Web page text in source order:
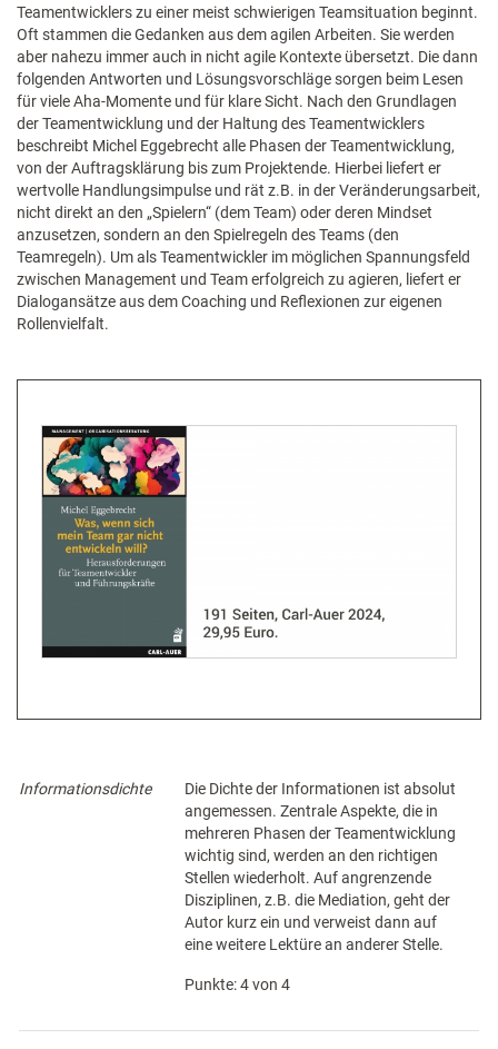
Teamentwicklers zu einer meist schwierigen Teamsituation beginnt.
Oft stammen die Gedanken aus dem agilen Arbeiten. Sie werden
aber nahezu immer auch in nicht agile Kontexte übersetzt. Die dann
folgenden Antworten und Lösungsvorschläge sorgen beim Lesen
für viele Aha-Momente und für klare Sicht. Nach den Grundlagen
der Teamentwicklung und der Haltung des Teamentwicklers
beschreibt Michel Eggebrecht alle Phasen der Teamentwicklung,
von der Auftragsklärung bis zum Projektende. Hierbei liefert er
wertvolle Handlungsimpulse und rät z.B. in der Veränderungsarbeit,
nicht direkt an den „Spielern“ (dem Team) oder deren Mindset
anzusetzen, sondern an den Spielregeln des Teams (den
Teamregeln). Um als Teamentwickler im möglichen Spannungsfeld
zwischen Management und Team erfolgreich zu agieren, liefert er
Dialogansätze aus dem Coaching und Reflexionen zur eigenen
Rollenvielfalt.
Informationsdichte
Die Dichte der Informationen ist absolut
angemessen. Zentrale Aspekte, die in
mehreren Phasen der Teamentwicklung
wichtig sind, werden an den richtigen
Stellen wiederholt. Auf angrenzende
Disziplinen, z.B. die Mediation, geht der
Autor kurz ein und verweist dann auf
eine weitere Lektüre an anderer Stelle.
Punkte: 4 von 4